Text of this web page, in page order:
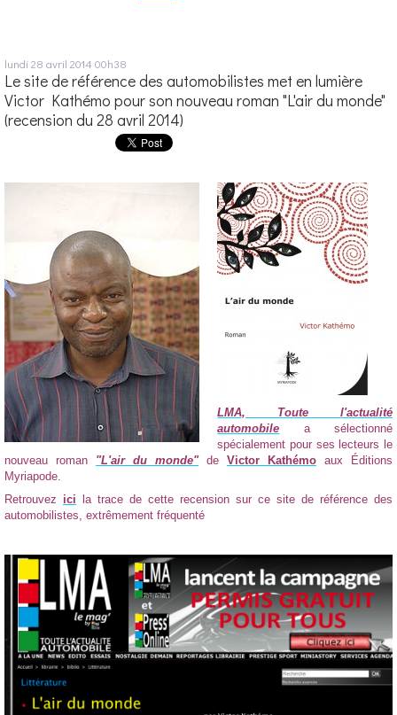
lundi 28 avril 2014 00h38
Le site de référence des automobilistes met en lumière
Victor Kathémo pour son nouveau roman "L'air du monde"
(recension du 28 avril 2014)
LMA, Toute l'actualité
automobile a sélectionné
spécialement pour ses lecteurs le
nouveau roman "L'air du monde"de Victor Kathémo aux Éditions
Myriapode.
Retrouvez ici la trace de cette recension sur ce site de référence des
automobilistes, extrêmement fréquenté